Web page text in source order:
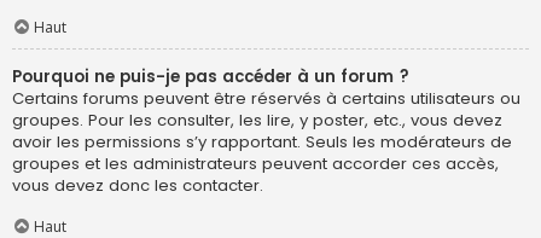
Haut
Pourquoi ne puis-je pas accéder à un forum ?
Certains forums peuvent être réservés à certains utilisateurs ou
groupes. Pour les consulter, les lire, y poster, etc., vous devez
avoir les permissions s’y rapportant. Seuls les modérateurs de
groupes et les administrateurs peuvent accorder ces accès,
vous devez donc les contacter.
Haut